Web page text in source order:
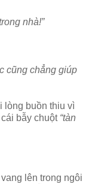
nhà!”
cũng chẳng giúp
lòng buồn thiu vì
bẫy chuột “tàn
lên trong ngôi